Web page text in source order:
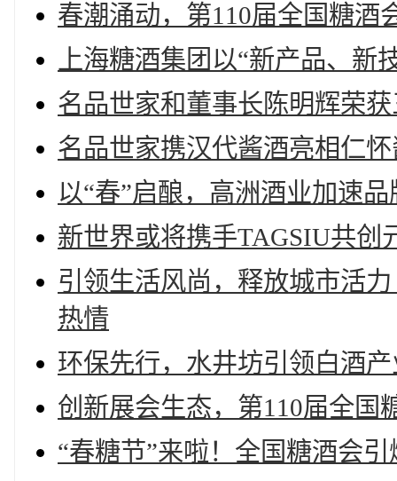
春潮涌动，第110届全国糖酒
上海糖酒集团以“新产品、新
名品世家和董事长陈明辉荣
名品世家携汉代酱酒亮相仁
以“春”启酿，高洲酒业加速
新世界或将携手TAGSIU共创
引领生活风尚，释放城市活
热情
环保先行，水井坊引领白酒
创新展会生态，第110届全国
“春糖节”来啦！全国糖酒会